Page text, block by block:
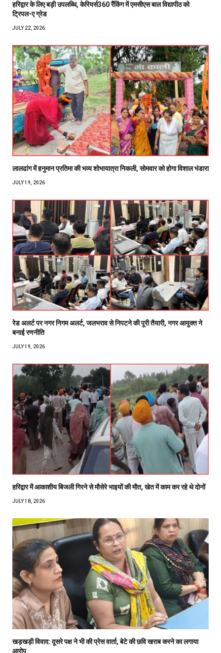
हरिद्वार के लिए बड़ी उपलब्धि, केरियर्स360 रैंकिंग में एमसीएस बाल विद्यापीठ को
ट्रिपल-ए ग्रेड
JULY 22, 2026
लालढांग में हनुमान प्रतिमा की भव्य शोभायात्रा निकली, सोमवार को होगा विशाल भंडारा
JULY 19, 2026
रेड अलर्ट पर नगर निगम अलर्ट, जलभराव से निपटने की पूरी तैयारी, नगर आयुक्त ने
बनाई रणनीति
JULY 19, 2026
हरिद्वार में आकाशीय बिजली गिरने से मौसेरे भाइयों की मौत, खेत में काम कर रहे थे दोनों
JULY 18, 2026
खड़खड़ी विवाद: दूसरे पक्ष ने भी की प्रेस वार्ता, बेटे की छवि खराब करने का लगाया
आरोप